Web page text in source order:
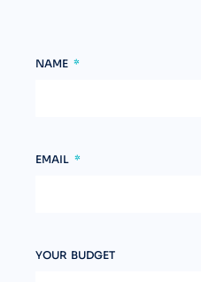
NAME
EMAIL
YOUR BUDGET